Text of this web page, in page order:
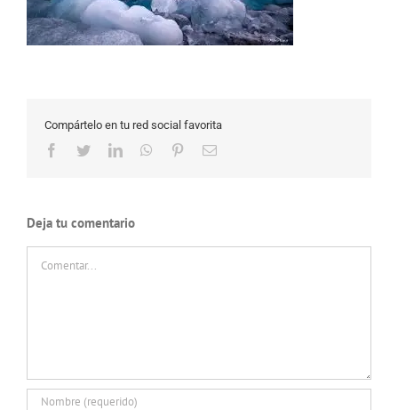
Compártelo en tu red social favorita
Facebook
TwitterLinkedInWhatsApp
PinterestCorreo
Deja tu comentario